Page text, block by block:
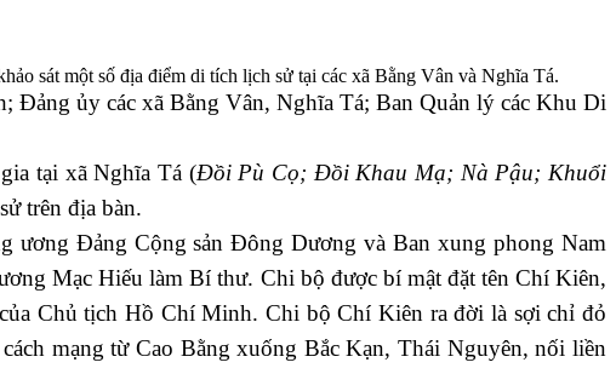
sát một số địa điểm di tích lịch sử tại các xã Bằng Vân và Nghĩa Tá.
Đảng ủy các xã Bằng Vân, Nghĩa Tá; Ban Quản lý các Khu Di
tại xã Nghĩa Tá (Đồi Pù Cọ; Đồi Khau Mạ; Nà Pậu; Khuổi
trên địa bàn.
ương Đảng Cộng sản Đông Dương và Ban xung phong Nam
Mạc Hiếu làm Bí thư. Chi bộ được bí mật đặt tên Chí Kiên,
Chủ tịch Hồ Chí Minh. Chi bộ Chí Kiên ra đời là sợi chỉ đỏ
mạng từ Cao Bằng xuống Bắc Kạn, Thái Nguyên, nối liền